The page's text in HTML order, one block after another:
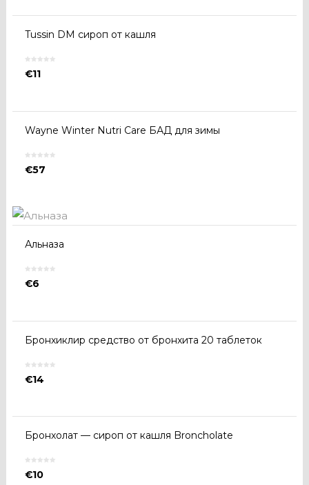
Tussin DM сироп от кашля
€11
Wayne Winter Nutri Care БАД для зимы
€57
Альназа
€6
Бронхиклир средство от бронхита 20 таблеток
€14
Бронхолат — сироп от кашля Broncholate
€10